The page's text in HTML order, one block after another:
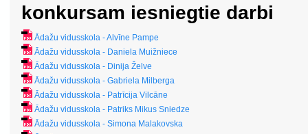
konkursam iesniegtie darbi
Ādažu vidusskola - Alvīne Pampe
Ādažu vidusskola - Daniela Muižniece
Ādažu vidusskola - Dinija Želve
Ādažu vidusskola - Gabriela Milberga
Ādažu vidusskola - Patrīcija Vilcāne
Ādažu vidusskola - Patriks Mikus Sniedze
Ādažu vidusskola - Simona Malakovska